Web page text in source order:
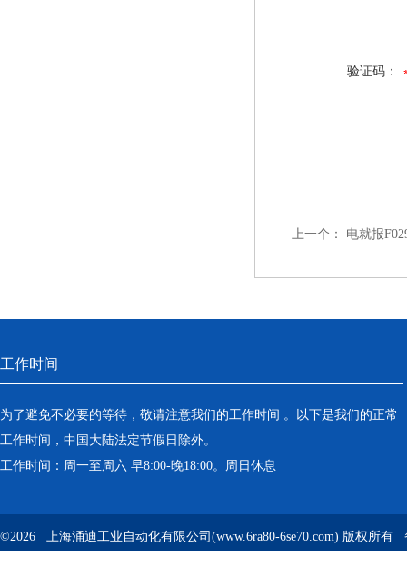
验证码：
上一个： 电就报
工作时间
为了避免不必要的等待，敬请注意我们的工作时间 。以下是我们的正常
工作时间，中国大陆法定节假日除外。
工作时间：周一至周六 早8:00-晚18:00。周日休息
©2026 上海涌迪工业自动化有限公司(www.6ra80-6se70.com) 版权所有